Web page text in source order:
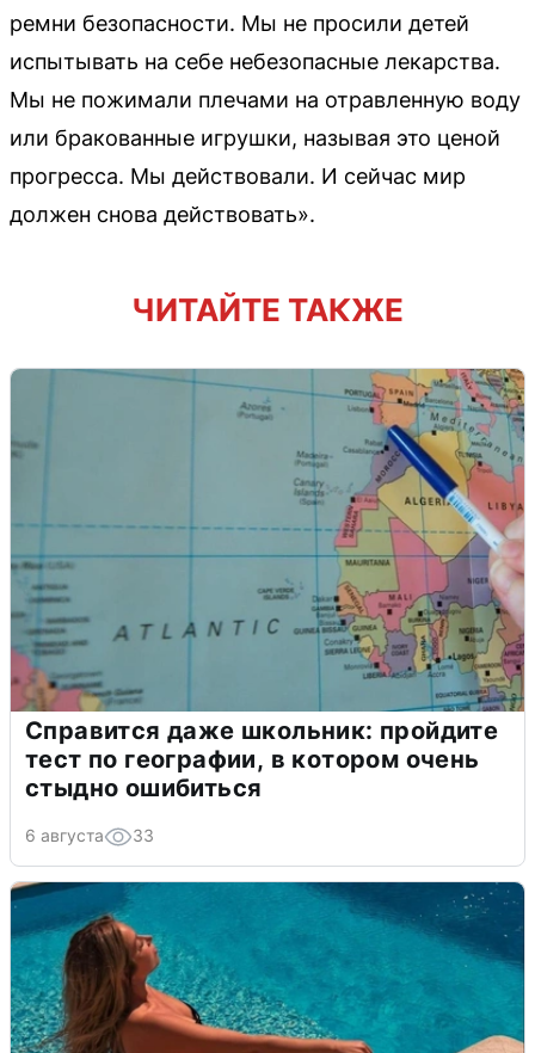
ремни безопасности. Мы не просили детей
испытывать на себе небезопасные лекарства.
Мы не пожимали плечами на отравленную воду
или бракованные игрушки, называя это ценой
прогресса. Мы действовали. И сейчас мир
должен снова действовать».
ЧИТАЙТЕ ТАКЖЕ
Справится даже школьник: пройдите
тест по географии, в котором очень
стыдно ошибиться
6 августа 33